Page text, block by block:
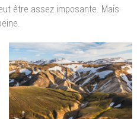
être assez imposante. Mais